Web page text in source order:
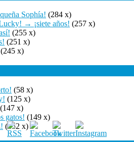
Sophía! (284 x)
→ ¡siete años! (257 x)
(255 x)
(251 x)
(245 x)
(58 x)
(125 x)
(147 x)
gatos! (149 x)
(152 x)